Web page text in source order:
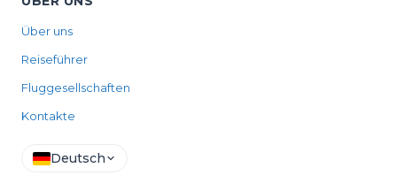
Über uns
Reiseführer
Fluggesellschaften
Kontakte
Deutsch